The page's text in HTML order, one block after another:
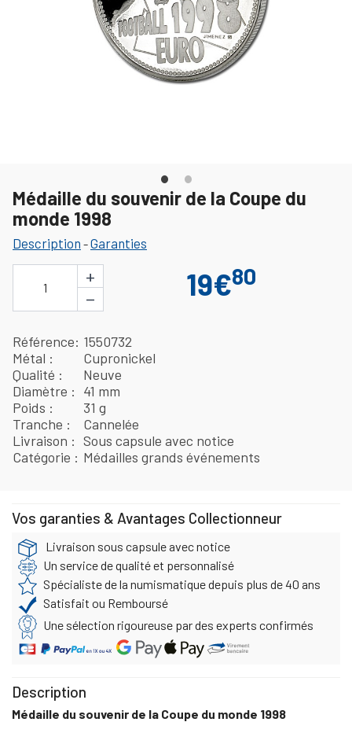
Médaille du souvenir de la Coupe du
monde 1998
Description -Garanties
1
+
−
19€80
Référence 1550732
Métal
Cupronickel
Qualité
Neuve
Diamètre
41 mm
Poids
31 g
Tranche
Cannelée
Livraison
Sous capsule avec notice
Catégorie
Médailles grands événements
Vos garanties & Avantages Collectionneur
Livraison sous capsule avec notice
Un service de qualité et personnalisé
Spécialiste de la numismatique depuis plus de 40 ans
Satisfait ou Remboursé
Une sélection rigoureuse par des experts confirmés
Description
Médaille du souvenir de la Coupe du monde 1998